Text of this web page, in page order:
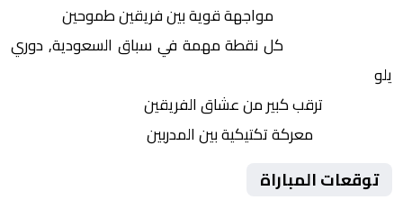
مواجهة قوية بين فريقين طموحين
كل نقطة مهمة في سباق السعودية, دوري
يلو
ترقب كبير من عشاق الفريقين
معركة تكتيكية بين المدربين
توقعات المباراة